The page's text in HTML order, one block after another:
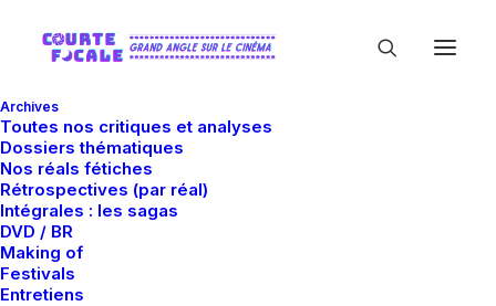
Archives
Toutes nos critiques et analyses
Dossiers thématiques
Nos réals fétiches
Rétrospectives (par réal)
Intégrales : les sagas
DVD / BR
Making of
Festivals
Entretiens